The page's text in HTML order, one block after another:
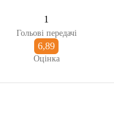
1
Гольові передачі
6,89
Оцінка